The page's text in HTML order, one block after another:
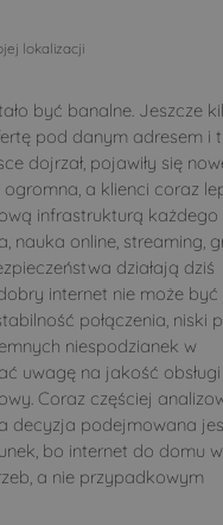
lokalizacji
być banalne. Jeszcze
pod danym adresem i
dojrzał, pojawiły się
a klienci coraz
infrastrukturą każdego
nauka online, streaming,
działają dziś
internet nie może być
połączenia, niski
niespodzianek w
uwagę na jakość obsługi
Coraz częściej
decyzja podejmowana
bo internet do domu w
a nie przypadkowym